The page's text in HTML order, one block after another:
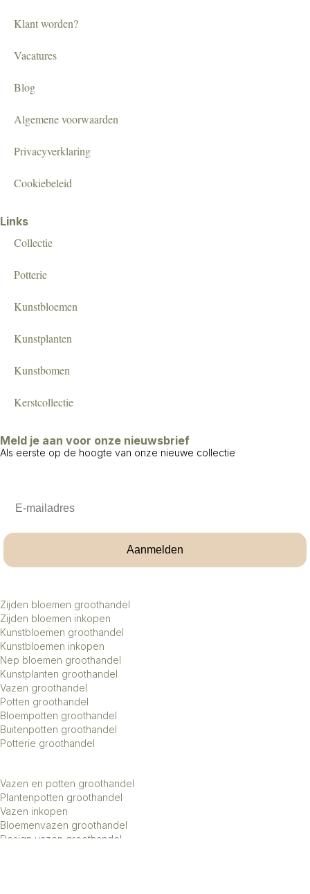
Klant worden?
Vacatures
Blog
Algemene voorwaarden
Privacyverklaring
Cookiebeleid
Links
Collectie
Potterie
Kunstbloemen
Kunstplanten
Kunstbomen
Kerstcollectie
Meld je aan voor onze nieuwsbrief
Als eerste op de hoogte van onze nieuwe collectie
Aanmelden
Zijden bloemen groothandel
Zijden bloemen inkopen
Kunstbloemen groothandel
Kunstbloemen inkopen
Nep bloemen groothandel
Kunstplanten groothandel
Vazen groothandel
Potten groothandel
Bloempotten groothandel
Buitenpotten groothandel
Potterie groothandel
Vazen en potten groothandel
Plantenpotten groothandel
Vazen inkopen
Bloemenvazen groothandel
Design vazen groothandel